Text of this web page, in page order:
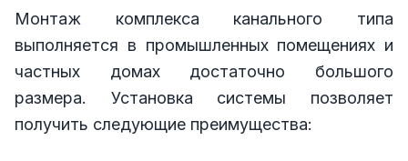
Монтаж комплекса канального типа
выполняется в промышленных помещениях и
частных домах достаточно большого
размера. Установка системы позволяет
получить следующие преимущества: